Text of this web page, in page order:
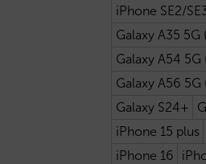
iPhone SE2/
Galaxy A35 5G
Galaxy A54 5G
Galaxy A56 5G
Galaxy S24+
iPhone 15 plus
iPhone 16